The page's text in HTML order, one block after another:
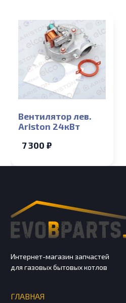
Вентилятор лев.
Ariston 24кВт
7 300 ₽
Интернет-магазин запчастей
для газовых бытовых котлов
ГЛАВНАЯ